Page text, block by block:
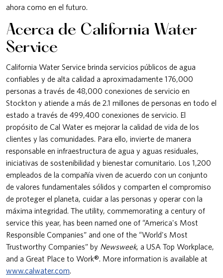
ahora como en el futuro.
Acerca de California Water
Service
California Water Service brinda servicios públicos de agua
confiables y de alta calidad a aproximadamente 176,000
personas a través de 48,000 conexiones de servicio en
Stockton y atiende a más de 2.1 millones de personas en todo el
estado a través de 499,400 conexiones de servicio. El
propósito de Cal Water es mejorar la calidad de vida de los
clientes y las comunidades. Para ello, invierte de manera
responsable en infraestructura de agua y aguas residuales,
iniciativas de sostenibilidad y bienestar comunitario. Los 1,200
empleados de la compañía viven de acuerdo con un conjunto
de valores fundamentales sólidos y comparten el compromiso
de proteger el planeta, cuidar a las personas y operar con la
máxima integridad. The utility, commemorating a century of
service this year, has been named one of “America's Most
Responsible Companies” and one of the “World's Most
Trustworthy Companies” by Newsweek, a USA Top Workplace,
and a Great Place to Work®. More information is available at
www.calwater.com.